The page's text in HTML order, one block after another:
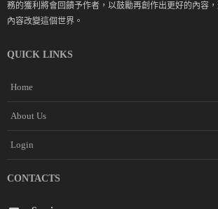
務的獲利將會回饋予作者，以鼓勵再創作出更好的內容
內容改變這個世界。
QUICK LINKS
Home
About Us
Login
CONTACTS